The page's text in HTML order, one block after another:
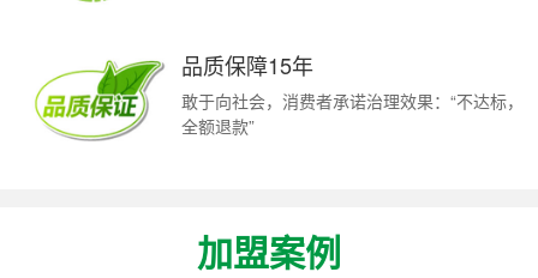
品质保障15年
敢于向社会，消费者承诺治理效果：“不达标，
全额退款”
加盟案例